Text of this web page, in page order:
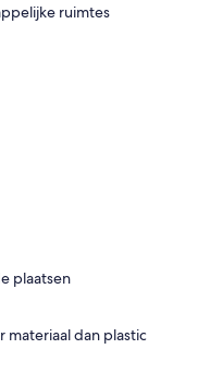
ruimtes
plaatsen
materiaal dan plastic